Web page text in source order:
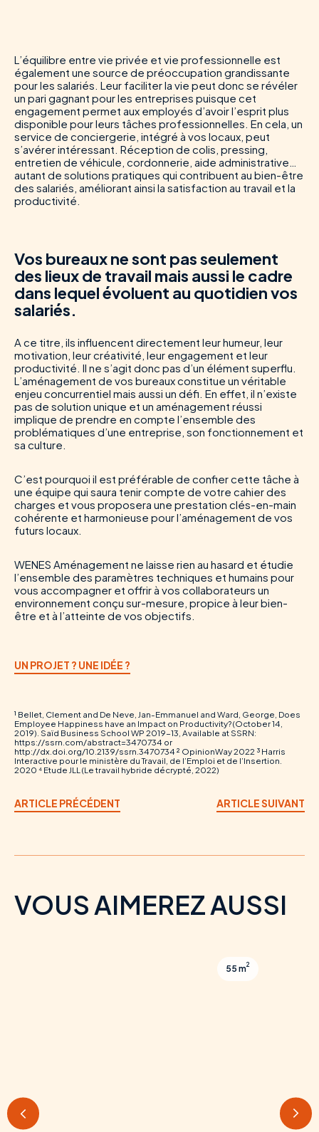
L’équilibre entre vie privée et vie professionnelle est
également une source de préoccupation grandissante
pour les salariés. Leur faciliter la vie peut donc se révéler
un pari gagnant pour les entreprises puisque cet
engagement permet aux employés d’avoir l’esprit plus
disponible pour leurs tâches professionnelles. En cela, un
service de conciergerie, intégré à vos locaux, peut
s’avérer intéressant. Réception de colis, pressing,
entretien de véhicule, cordonnerie, aide administrative…
autant de solutions pratiques qui contribuent au bien-être
des salariés, améliorant ainsi la satisfaction au travail et la
productivité.
Vos bureaux ne sont pas seulement
des lieux de travail mais aussi le cadre
dans lequel évoluent au quotidien vos
salariés.
A ce titre, ils influencent directement leur humeur, leur
motivation, leur créativité, leur engagement et leur
productivité. Il ne s’agit donc pas d’un élément superflu.
L’aménagement de vos bureaux constitue un véritable
enjeu concurrentiel mais aussi un défi. En effet, il n’existe
pas de solution unique et un aménagement réussi
implique de prendre en compte l’ensemble des
problématiques d’une entreprise, son fonctionnement et
sa culture.
C’est pourquoi il est préférable de confier cette tâche à
une équipe qui saura tenir compte de votre cahier des
charges et vous proposera une prestation clés-en-main
cohérente et harmonieuse pour l’aménagement de vos
futurs locaux.
WENES Aménagement ne laisse rien au hasard et étudie
l’ensemble des paramètres techniques et humains pour
vous accompagner et offrir à vos collaborateurs un
environnement conçu sur-mesure, propice à leur bien-
être et à l’atteinte de vos objectifs.
UN PROJET ? UNE IDÉE ?
¹ Bellet, Clement and De Neve, Jan-Emmanuel and Ward, George, Does
Employee Happiness have an Impact on Productivity? (October 14,
2019). Saïd Business School WP 2019-13, Available at SSRN:
https://ssrn.com/abstract=3470734 or
http://dx.doi.org/10.2139/ssrn.3470734 ² OpinionWay 2022 ³ Harris
Interactive pour le ministère du Travail, de l’Emploi et de l’Insertion.
2020 ⁴ Etude JLL (Le travail hybride décrypté, 2022)
ARTICLE PRÉCÉDENT ARTICLE SUIVANT
VOUS AIMEREZ AUSSI
55 m2